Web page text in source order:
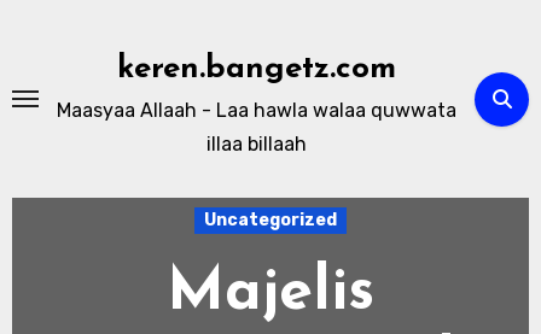
keren.bangetz.com
Maasyaa Allaah - Laa hawla walaa quwwata
illaa billaah
Uncategorized
Majelis